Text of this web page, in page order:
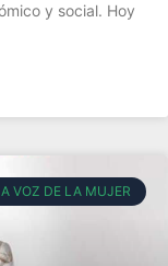
y social. Hoy
VOZ DE LA MUJER